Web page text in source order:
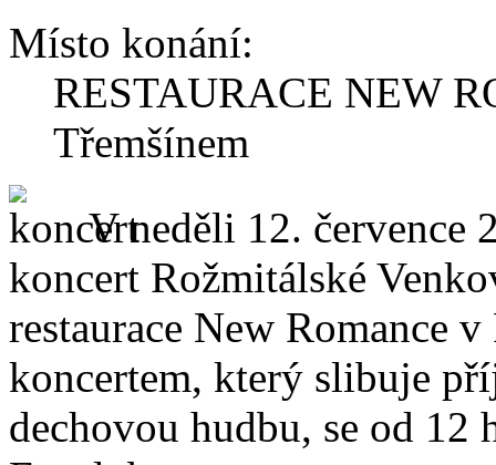
Místo konání:
RESTAURACE NEW
Třemšínem
V neděli 12. července
koncert Rožmitálské
restaurace New Romance
koncertem, který slibuje
dechovou hudbu, se od 12